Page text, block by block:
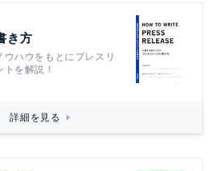
き方
ハウをもとにプレスリ
を解説！
詳細を見る